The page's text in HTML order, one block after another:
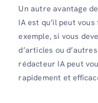
Un autre avantage
IA est qu’il peut
exemple, si vous
d’articles ou
rédacteur IA peut
rapidement et